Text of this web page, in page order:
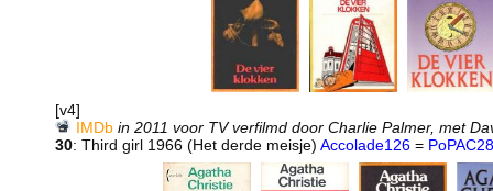
[v4]
IMDb in 2011 voor TV verfilmd door Charlie Palmer, met
30: Third girl 1966 (Het derde meisje) Accolade126 = PoPAC28